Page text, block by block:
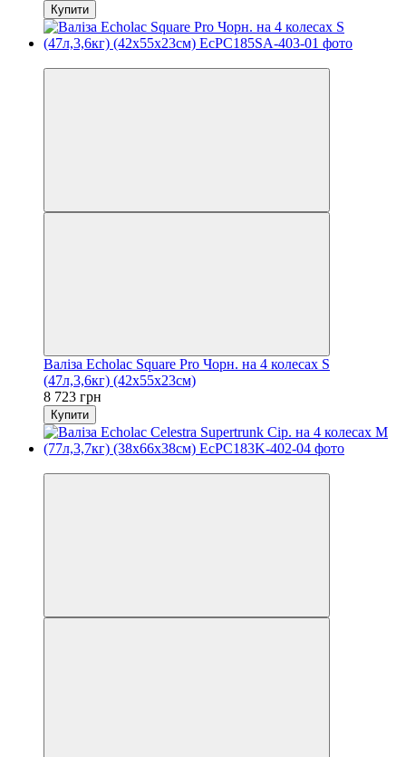
Купити
Валіза Echolac Square Pro Чорн. на 4 колесах S
(47л,3,6кг) (42x55x23см)
8 723 грн
Купити